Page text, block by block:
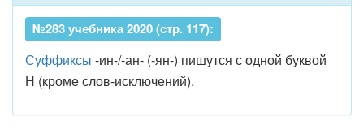
№283 учебника 2020 (стр. 117):
Суффиксы -ин-/-ан- (-ян-) пишутся с одной буквой
Н (кроме слов-исключений).